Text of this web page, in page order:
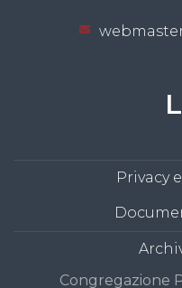
Privacy
Congregazione